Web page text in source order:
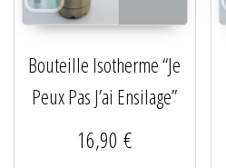
Bouteille Isotherme “Je
Peux Pas J’ai Ensilage”
16,90 €